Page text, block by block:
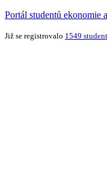
Portál studentů ekonomie
Již se registrovalo 1549